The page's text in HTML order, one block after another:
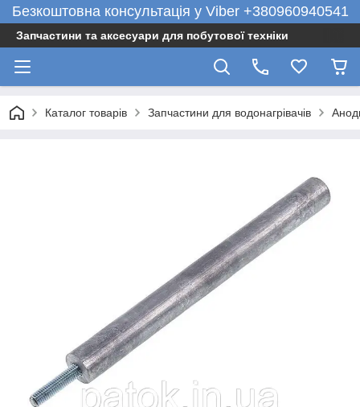
Безкоштовна консультація у Viber +380960940541
Запчастини та аксесуари для побутової техніки
Каталог товарів Запчастини для водонагрівачів